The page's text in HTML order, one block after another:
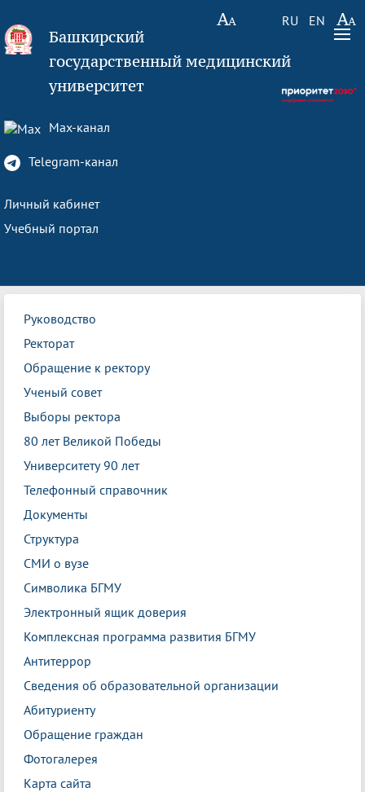
RU EN
Башкирский
государственный медицинский
университет
Max-канал
Telegram-канал
Личный кабинет
Учебный портал
Руководство
Ректорат
Обращение к ректору
Ученый совет
Выборы ректора
80 лет Великой Победы
Университету 90 лет
Телефонный справочник
Документы
Структура
СМИ о вузе
Символика БГМУ
Электронный ящик доверия
Комплексная программа развития БГМУ
Антитеррор
Сведения об образовательной организации
Абитуриенту
Обращение граждан
Фотогалерея
Карта сайта